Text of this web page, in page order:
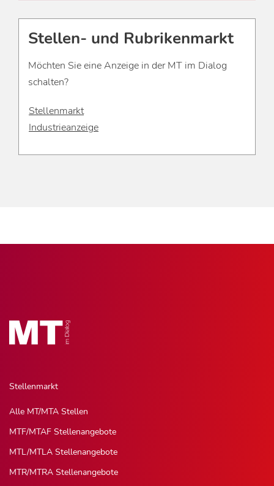
Stellen- und Rubrikenmarkt
Möchten Sie eine Anzeige in der MT im Dialog
schalten?
Stellenmarkt
Industrieanzeige
Stellenmarkt
Alle MT/MTA Stellen
MTF/MTAF Stellenangebote
MTL/MTLA Stellenangebote
MTR/MTRA Stellenangebote